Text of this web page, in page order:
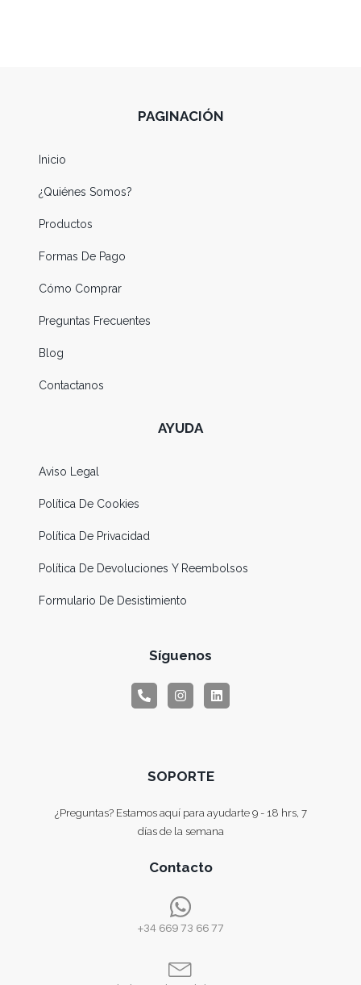
PAGINACIÓN
Inicio
¿Quiénes Somos?
Productos
Formas De Pago
Cómo Comprar
Preguntas Frecuentes
Blog
Contactanos
AYUDA
Aviso Legal
Política De Cookies
Política De Privacidad
Política De Devoluciones Y Reembolsos
Formulario De Desistimiento
Síguenos
SOPORTE
¿Preguntas? Estamos aquí para ayudarte 9 - 18 hrs, 7
días de la semana
Contacto
+34 669 73 66 77